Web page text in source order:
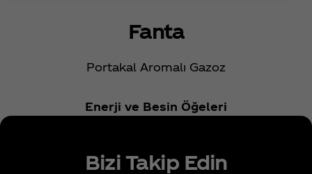
Fanta
Portakal Aromalı Gazoz
Enerji ve Besin Öğeleri
Bizi Takip Edin